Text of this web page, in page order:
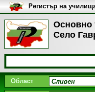
Основно
Село
Регистър на
университетите в
Област